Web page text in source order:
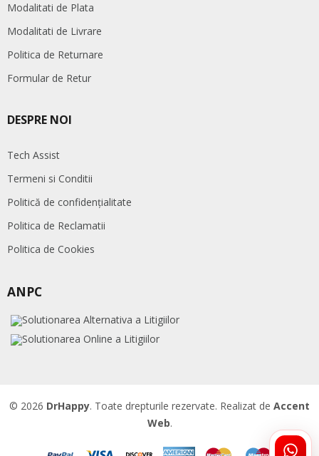
Modalitati de Plata
Modalitati de Livrare
Politica de Returnare
Formular de Retur
DESPRE NOI
Tech Assist
Termeni si Conditii
Politică de confidențialitate
Politica de Reclamatii
Politica de Cookies
ANPC
© 2026 DrHappy. Toate drepturile rezervate. Realizat de Accent
Web.